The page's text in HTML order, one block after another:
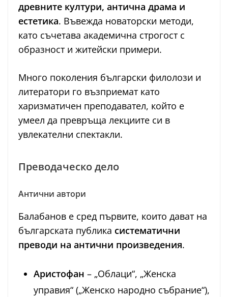
древните култури, антична драма и
естетика. Въвежда новаторски методи,
като съчетава академична строгост с
образност и житейски примери.
Много поколения български филолози и
литератори го възприемат като
харизматичен преподавател, който е
умеел да превръща лекциите си в
увлекателни спектакли.
Преводаческо дело
Антични автори
Балабанов е сред първите, които дават на
българската публика систематични
преводи на антични произведения.
Аристофан – „Облаци“, „Женска
управия“ („Женско народно събрание“),